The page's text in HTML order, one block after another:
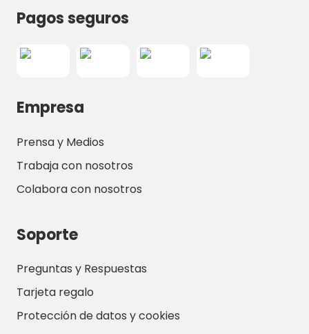
Pagos seguros
Empresa
Prensa y Medios
Trabaja con nosotros
Colabora con nosotros
Soporte
Preguntas y Respuestas
Tarjeta regalo
Protección de datos y cookies